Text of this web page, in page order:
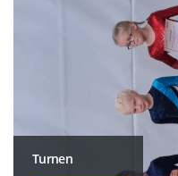
Turnen